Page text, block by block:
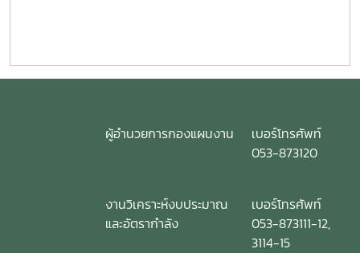
ผู้อำนวยการกองแผนงาน
เบอร์โทรศัพท์
053-873120
งานวิเคราะห์งบประมาณ
และอัตรากำลัง
เบอร์โทรศัพท์
053-873111-12,
3114-15